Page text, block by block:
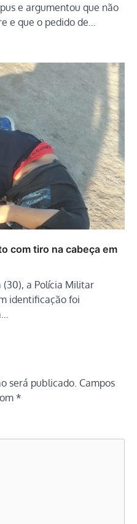
e argumentou que não
e que o pedido de…
com tiro na cabeça em
a Polícia Militar
identificação foi
será publicado. Campos
*